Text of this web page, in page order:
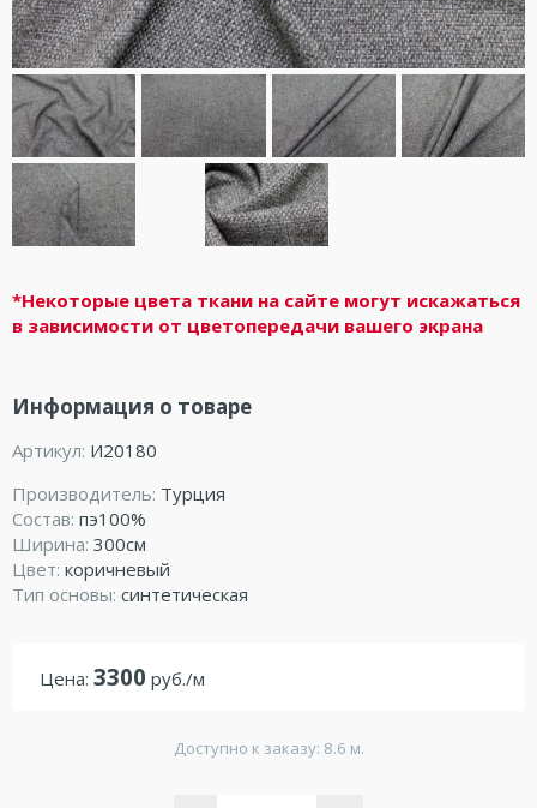
*Некоторые цвета ткани на сайте могут искажаться
в зависимости от цветопередачи вашего экрана
Информация о товаре
Артикул: И20180
Производитель: Турция
Состав: пэ100%
Ширина: 300см
Цвет: коричневый
Тип основы: синтетическая
Цена: 3300 руб./м
Доступно к заказу: 8.6 м.